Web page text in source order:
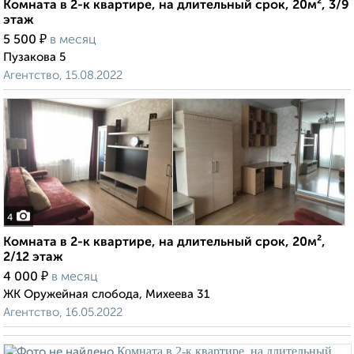
Комната в 2-к квартире, на длительный срок, 20м², 3/9
этаж
5 500 ₽ в месяц
Пузакова 5
Агентство, 15.08.2022
4
Комната в 2-к квартире, на длительный срок, 20м²,
2/12 этаж
4 000 ₽ в месяц
ЖК Оружейная слобода, Михеева 31
Агентство, 16.05.2022